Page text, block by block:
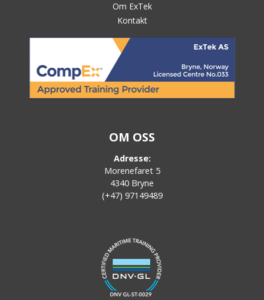
Om ExTek
Kontakt
OM OSS
Adresse:
Morenefaret 5
4340 Bryne
(+47) 97149489